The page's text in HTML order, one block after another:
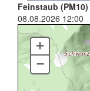
Feinstaub (PM10)
08.08.2026 12:00
+
–